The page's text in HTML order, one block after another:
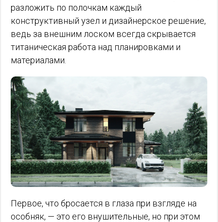
разложить по полочкам каждый
конструктивный узел и дизайнерское решение,
ведь за внешним лоском всегда скрывается
титаническая работа над планировками и
материалами.
Первое, что бросается в глаза при взгляде на
особняк, — это его внушительные, но при этом